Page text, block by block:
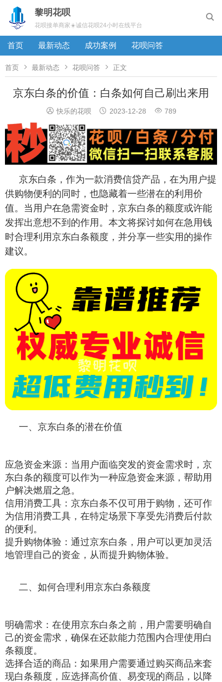

黎明花呗
花呗接单商家☀️诚信花呗24小时在线平台
首页 最新动态 成功案例 花呗问答
首页  最新动态  花呗问答  正文
京东白条的价值：白条如何自己刷出来用
 快乐的花呗  2023-12-28  789
京东白条，作为一款消费信贷产品，在为用户提
供购物便利的同时，也隐藏着一些潜在的利用价
值。当用户在急需资金时，京东白条的额度或许能
发挥出意想不到的作用。本文将探讨如何在急用钱
时合理利用京东白条额度，并分享一些实用的操作
建议。
一、京东白条的潜在价值
应急资金来源：当用户面临突发的资金需求时，京
东白条的额度可以作为一种应急资金来源，帮助用
户解决燃眉之急。
信用消费工具：京东白条不仅可用于购物，还可作
为信用消费工具，在特定场景下享受先消费后付款
的便利。
提升购物体验：通过京东白条，用户可以更加灵活
地管理自己的资金，从而提升购物体验。
二、如何合理利用京东白条额度
明确需求：在使用京东白条之前，用户需要明确自
己的资金需求，确保在还款能力范围内合理使用白
条额度。
选择合适的商品：如果用户需要通过购买商品来套
现白条额度，应选择高价值、易变现的商品，以降